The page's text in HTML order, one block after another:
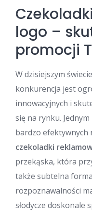
logo –
promocji
W dzisiejszym
konkurencja jest
innowacyjnych i
się na rynku.
bardzo efektywnych
czekoladki
przekąska, która
także subtelna
rozpoznawalności
słodycze doskonale